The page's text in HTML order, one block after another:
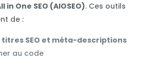
in One SEO (AIOSEO). Ces outils
de :
titres SEO et méta-descriptions
au code